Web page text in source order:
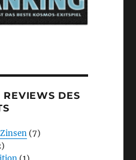
REVIEWS DES
(7)